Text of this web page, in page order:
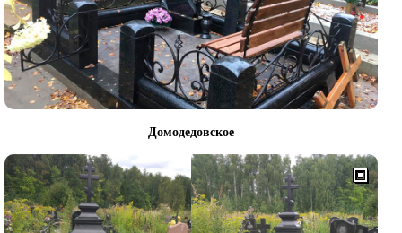
Домодедовское